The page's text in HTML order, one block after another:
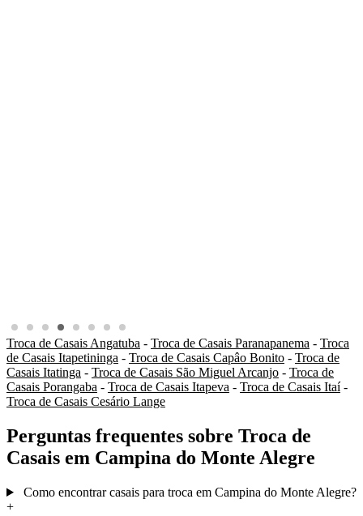
Troca de Casais Angatuba - Troca de Casais Paranapanema - Troca
de Casais Itapetininga - Troca de Casais Capâo Bonito - Troca de
Casais Itatinga - Troca de Casais São Miguel Arcanjo - Troca de
Casais Porangaba - Troca de Casais Itapeva - Troca de Casais Itaí-
Troca de Casais Cesário Lange
Perguntas frequentes sobre Troca de
Casais em Campina do Monte Alegre
Como encontrar casais para troca em Campina do Monte Alegre?
+